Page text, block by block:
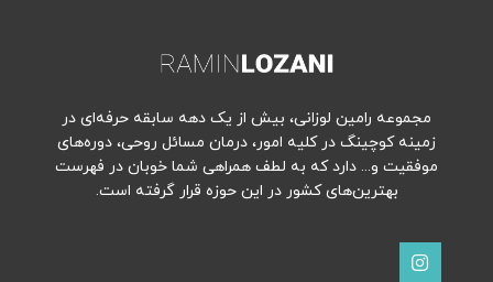
مجموعه رامین لوزانی، بیش از یک دهه سابقه حرفه‌ای در
زمینه کوچینگ در کلیه امور، درمان مسائل روحی، دوره‌های
موفقیت و... دارد که به لطف همراهی شما خوبان در فهرست
بهترین‌های کشور در این حوزه قرار گرفته است.